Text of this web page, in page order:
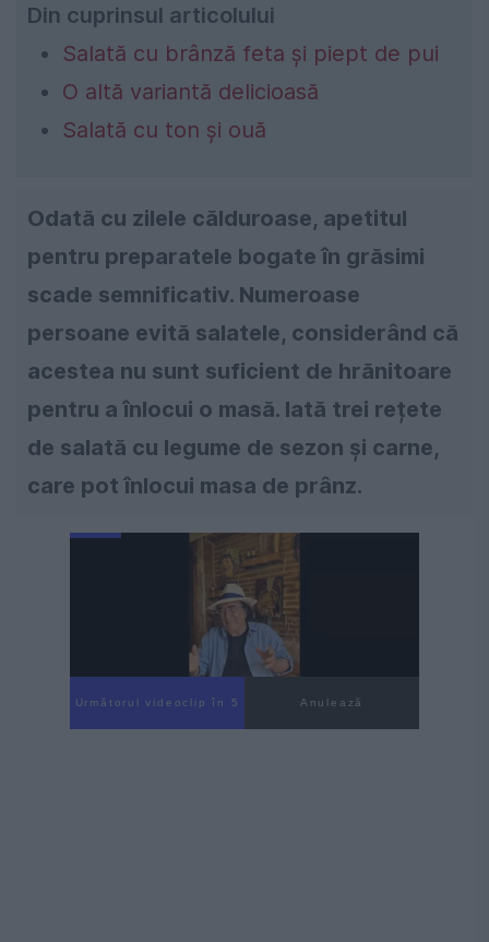
Din cuprinsul articolului
Salată cu brânză feta și piept de pui
O altă variantă delicioasă
Salată cu ton și ouă
Odată cu zilele călduroase, apetitul
pentru preparatele bogate în grăsimi
scade semnificativ. Numeroase
persoane evită salatele, considerând că
acestea nu sunt suficient de hrănitoare
pentru a înlocui o masă. Iată trei rețete
de salată cu legume de sezon și carne,
care pot înlocui masa de prânz.
Următorul videoclip în 4 Anulează